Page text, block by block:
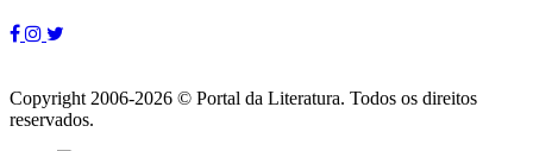
Copyright 2006-2026 © Portal da Literatura. Todos os direitos
reservados.